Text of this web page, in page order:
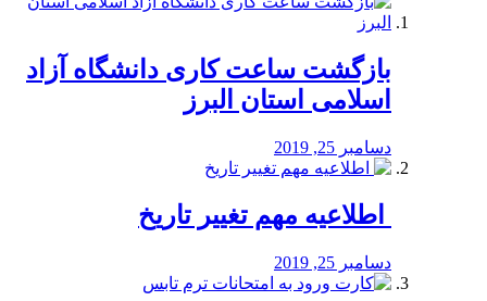
بازگشت ساعت کاری دانشگاه آزاد
اسلامی استان البرز
دسامبر 25, 2019
️ اطلاعیه مهم تغییر تاریخ
دسامبر 25, 2019